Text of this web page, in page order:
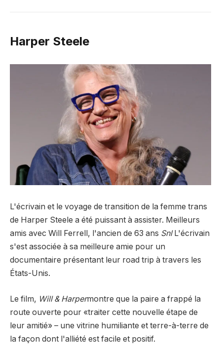
Harper Steele
L'écrivain et le voyage de transition de la femme trans
de Harper Steele a été puissant à assister. Meilleurs
amis avec Will Ferrell, l'ancien de 63 ans SnlL'écrivain
s'est associée à sa meilleure amie pour un
documentaire présentant leur road trip à travers les
États-Unis.
Le film, Will & Harpermontre que la paire a frappé la
route ouverte pour «traiter cette nouvelle étape de
leur amitié» – une vitrine humiliante et terre-à-terre de
la façon dont l'alliété est facile et positif.